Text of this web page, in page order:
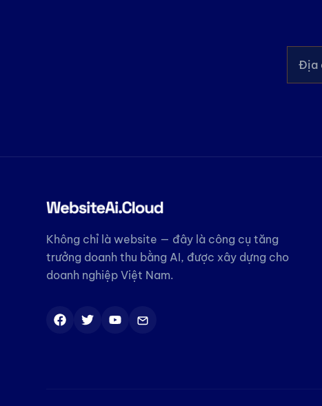
Không chỉ là website — đây là công cụ tăng
trưởng doanh thu bằng AI, được xây dựng cho
doanh nghiệp Việt Nam.